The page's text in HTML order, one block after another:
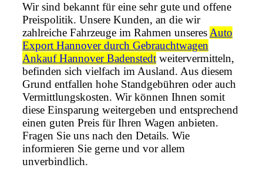
Wir sind bekannt für eine sehr gute und offene
Preispolitik. Unsere Kunden, an die wir
zahlreiche Fahrzeuge im Rahmen unseres Auto
Export Hannover durch Gebrauchtwagen
Ankauf Hannover Badenstedt weitervermitteln,
befinden sich vielfach im Ausland. Aus diesem
Grund entfallen hohe Standgebühren oder auch
Vermittlungskosten. Wir können Ihnen somit
diese Einsparung weitergeben und entsprechend
einen guten Preis für Ihren Wagen anbieten.
Fragen Sie uns nach den Details. Wie
informieren Sie gerne und vor allem
unverbindlich.